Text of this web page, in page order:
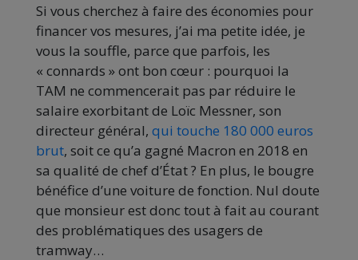
Si vous cherchez à faire des économies pour
financer vos mesures, j’ai ma petite idée, je
vous la souffle, parce que parfois, les
« connards » ont bon cœur : pourquoi la
TAM ne commencerait pas par réduire le
salaire exorbitant de Loïc Messner, son
directeur général, qui touche 180 000 euros
brut, soit ce qu’a gagné Macron en 2018 en
sa qualité de chef d’État ? En plus, le bougre
bénéfice d’une voiture de fonction. Nul doute
que monsieur est donc tout à fait au courant
des problématiques des usagers de
tramway…